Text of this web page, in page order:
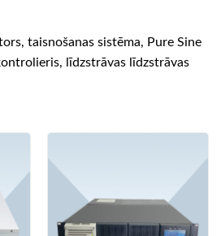
taisnošanas sistēma, Pure Sine
līdzstrāvas līdzstrāvas